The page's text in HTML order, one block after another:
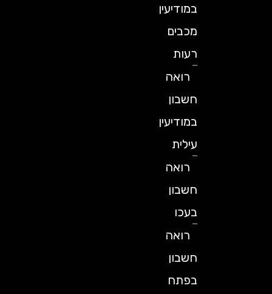
במודיעין
מכבים
רעות
רואה
חשבון
במודיעין
עילית
רואה
חשבון
בעכו
רואה
חשבון
בפתח